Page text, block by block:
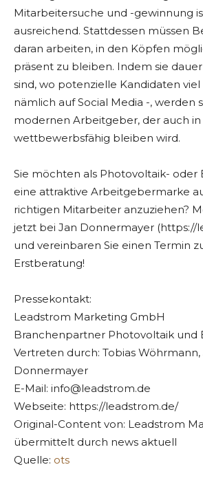
Mitarbeitersuche und -gewinnung
ausreichend. Stattdessen müssen
daran arbeiten, in den Köpfen
präsent zu bleiben. Indem sie
sind, wo potenzielle Kandidaten
nämlich auf Social Media -, werden
modernen Arbeitgeber, der auch
wettbewerbsfähig bleiben wird.
Sie möchten als Photovoltaik-
eine attraktive Arbeitgebermarke
richtigen Mitarbeiter anzuziehen?
jetzt bei Jan Donnermayer (https://
und vereinbaren Sie einen Termin
Erstberatung!
Pressekontakt:
Leadstrom Marketing GmbH
Branchenpartner Photovoltaik und
Vertreten durch: Tobias Wöhrmann,
Donnermayer
E-Mail: info@leadstrom.de
Webseite: https://leadstrom.de/
Original-Content von: Leadstrom
übermittelt durch news aktuell
Quelle: ots